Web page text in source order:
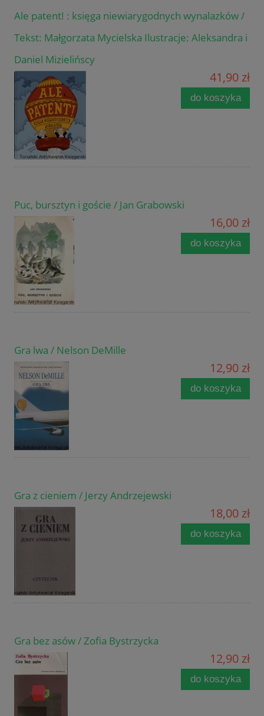
Ale patent! : księga niewiarygodnych wynalazków /
Tekst: Małgorzata Mycielska Ilustracje: Aleksandra i
Daniel Mizielińscy
41,90 zł
do koszyka
Puc, bursztyn i goście / Jan Grabowski
16,00 zł
do koszyka
Gra lwa / Nelson DeMille
12,90 zł
do koszyka
Gra z cieniem / Jerzy Andrzejewski
18,00 zł
do koszyka
Gra bez asów / Zofia Bystrzycka
12,90 zł
do koszyka